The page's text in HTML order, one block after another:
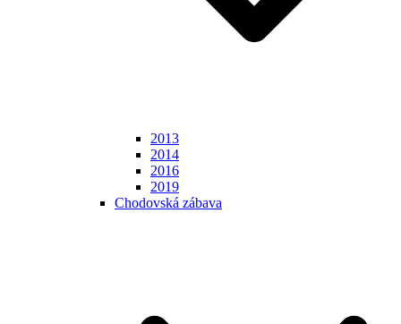
2013
2014
2016
2019
Chodovská zábava